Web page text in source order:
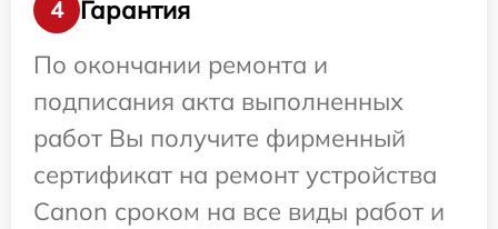
4
Гарантия
По окончании ремонта и
подписания акта выполненных
работ Вы получите фирменный
сертификат на ремонт устройства
Canon сроком на все виды работ и